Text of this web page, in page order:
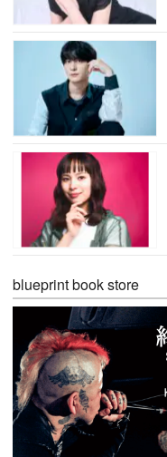
blueprint book store